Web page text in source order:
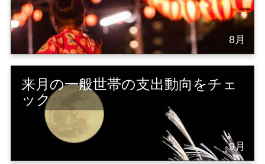
8月
来月の一般世帯の支出動向をチェ
ック
9月